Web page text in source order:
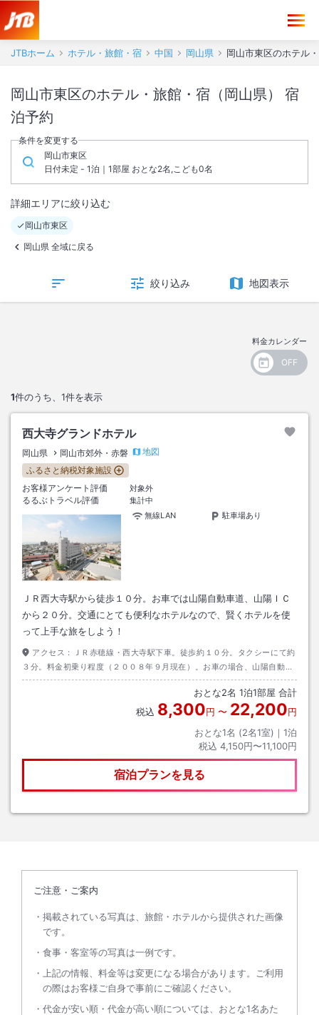
JTBホーム ホテル・旅館・宿 中国 岡山県 岡山市東区のホテル
岡山市東区のホテル・旅館・宿（岡山県） 宿
泊予約
条件を変更する
岡山市東区
日付未定 - 1泊｜1部屋 おとな2名,こども0名
詳細エリアに絞り込む
岡山市東区
岡山県 全域に戻る
絞り込み 地図表示
料金カレンダー
1件のうち、 1件を表示
西大寺グランドホテル
岡山県 岡山市郊外・赤磐
地図
ふるさと納税対象施設
お客様アンケート評価
対象外
るるぶトラベル評価
集計中
無線LAN
駐車場あり
ＪＲ西大寺駅から徒歩１０分。お車では山陽自動車道、山陽ＩＣ
から２０分。交通にとても便利なホテルなので、賢くホテルを使
って上手な旅をしよう！
アクセス：
ＪＲ赤穂線・西大寺駅下車。徒歩約１０分。タクシーにて約
３分。料金初乗り程度（２００８年９月現在）。お車の場合、山陽自動車
道・山陽ＩＣより。
おとな2名 1泊1部屋 合計
税込 8,300円 〜 22,200円
おとな1名 (2名1室)｜ 1泊
税込 4,150円〜11,100円
宿泊プランを見る
ご注意・ご案内
掲載されている写真は、旅館・ホテルから提供された画像
です。
食事・客室等の写真は一例です。
上記の情報、料金等は変更になる場合があります。ご利用
の際はお客様ご自身で事前にご確認ください。
代金が安い順・代金が高い順については、おとな1名あた